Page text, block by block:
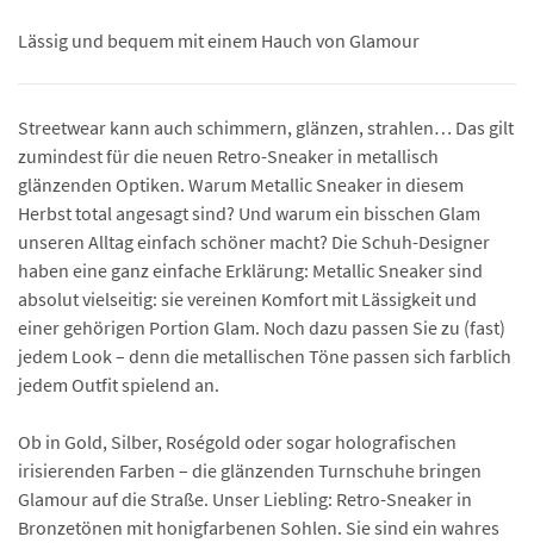
Lässig und bequem mit einem Hauch von Glamour
Streetwear kann auch schimmern, glänzen, strahlen… Das gilt
zumindest für die neuen Retro-Sneaker in metallisch
glänzenden Optiken. Warum Metallic Sneaker in diesem
Herbst total angesagt sind? Und warum ein bisschen Glam
unseren Alltag einfach schöner macht? Die Schuh-Designer
haben eine ganz einfache Erklärung: Metallic Sneaker sind
absolut vielseitig: sie vereinen Komfort mit Lässigkeit und
einer gehörigen Portion Glam. Noch dazu passen Sie zu (fast)
jedem Look – denn die metallischen Töne passen sich farblich
jedem Outfit spielend an.
Ob in Gold, Silber, Roségold oder sogar holografischen
irisierenden Farben – die glänzenden Turnschuhe bringen
Glamour auf die Straße. Unser Liebling: Retro-Sneaker in
Bronzetönen mit honigfarbenen Sohlen. Sie sind ein wahres